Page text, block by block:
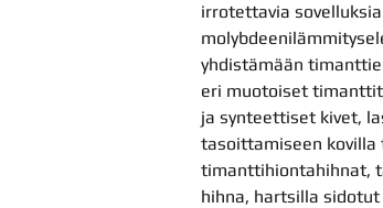
irrotettavia
yhdistämään
eri muotoiset
ja synteettiset kivet,
tasoittamiseen
timanttihiontahihnat,
hihna, hartsilla